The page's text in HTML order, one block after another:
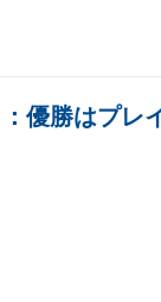
優勝はプレ